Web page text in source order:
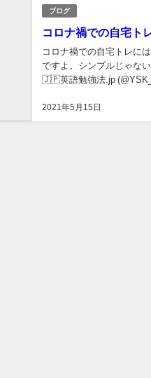
ブログ
コロナ禍での自宅ト
2021年5月15日
コロナ禍での自宅トレに
ですよ。シンプルじゃな
🇯🇵英語勉強法.jp